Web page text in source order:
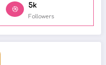
5k
Followers